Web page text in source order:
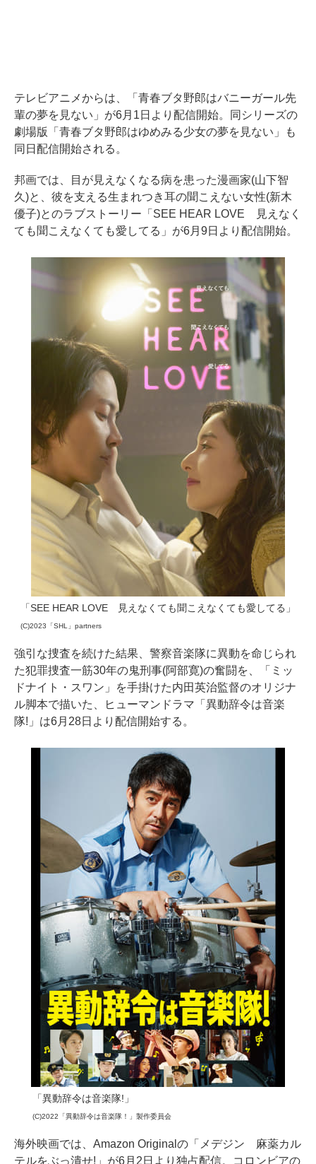
テレビアニメからは、「青春ブタ野郎はバニーガール先
輩の夢を見ない」が6月1日より配信開始。同シリーズの
劇場版「青春ブタ野郎はゆめみる少女の夢を見ない」も
同日配信開始される。
邦画では、目が見えなくなる病を患った漫画家(山下智
久)と、彼を支える生まれつき耳の聞こえない女性(新木
優子)とのラブストーリー「SEE HEAR LOVE 見えなく
ても聞こえなくても愛してる」が6月9日より配信開始。
「SEE HEAR LOVE 見えなくても聞こえなくても愛してる」
(C)2023「SHL」partners
強引な捜査を続けた結果、警察音楽隊に異動を命じられ
た犯罪捜査一筋30年の鬼刑事(阿部寛)の奮闘を、「ミッ
ドナイト・スワン」を手掛けた内田英治監督のオリジナ
ル脚本で描いた、ヒューマンドラマ「異動辞令は音楽
隊!」は6月28日より配信開始する。
「異動辞令は音楽隊!」
(C)2022「異動辞令は音楽隊！」製作委員会
海外映画では、Amazon Originalの「メデジン 麻薬カル
テルをぶっ潰せ!」が6月2日より独占配信。コロンビアの